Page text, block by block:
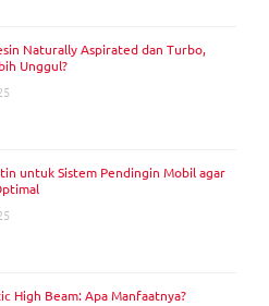
Naturally Aspirated dan Turbo,
Unggul?
untuk Sistem Pendingin Mobil agar
High Beam: Apa Manfaatnya?